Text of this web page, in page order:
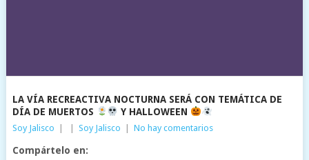
LA VÍA RECREACTIVA NOCTURNA SERÁ CON TEMÁTICA DE
DÍA DE MUERTOS
Y HALLOWEEN
Soy Jalisco Soy Jalisco No hay comentarios
Compártelo en: